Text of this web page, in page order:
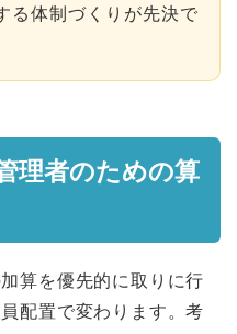
る体制づくりが先決で
理者のための算
算を優先的に取りに行
配置で変わります。考